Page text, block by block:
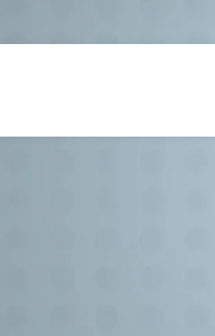
Frontenis